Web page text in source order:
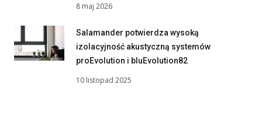
8 maj 2026
Salamander potwierdza wysoką
izolacyjność akustyczną systemów
proEvolution i bluEvolution82
10 listopad 2025